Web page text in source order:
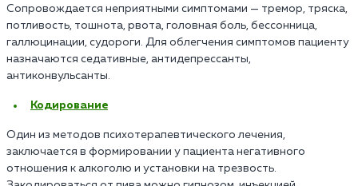
Сопровождается неприятными симптомами — тремор, тряска,
потливость, тошнота, рвота, головная боль, бессонница,
галлюцинации, судороги. Для облегчения симптомов пациенту
назначаются седативные, антидепрессанты,
антиконвульсанты.
Кодирование
Один из методов психотерапевтического лечения,
заключается в формировании у пациента негативного
отношения к алкоголю и установки на трезвость.